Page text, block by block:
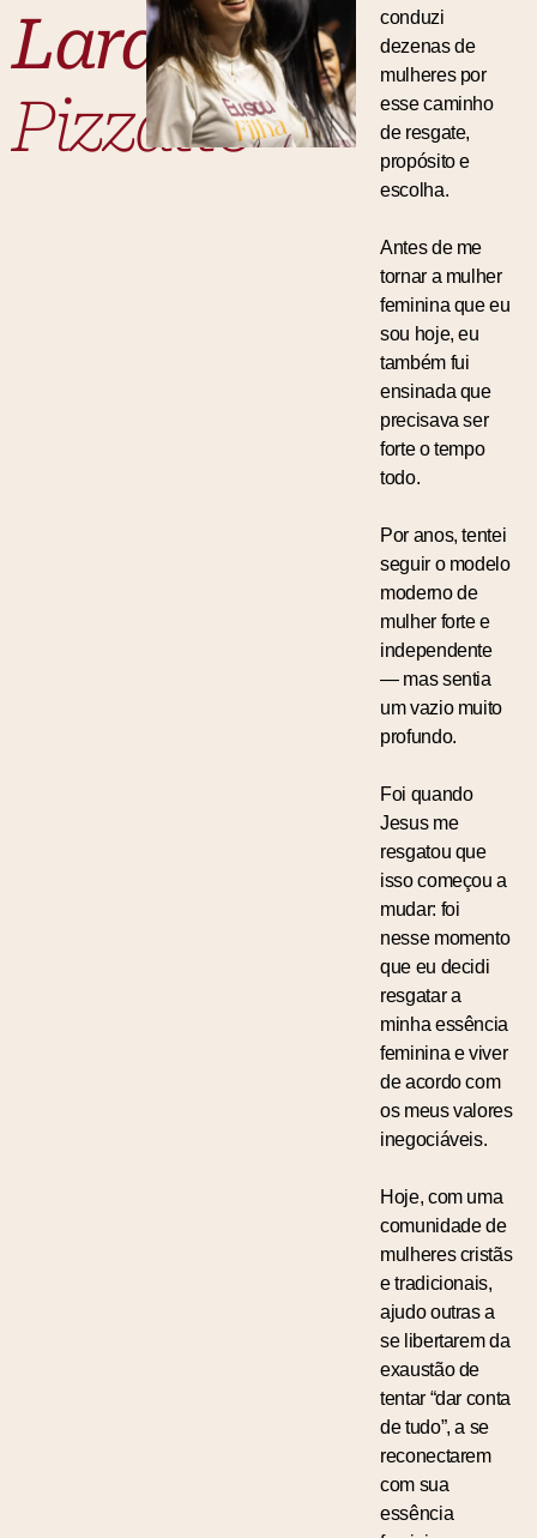
Lara
Pizzatto
conduzi
dezenas de
mulheres por
esse caminho
de resgate,
propósito e
escolha.
Antes de me
tornar a mulher
feminina que eu
sou hoje, eu
também fui
ensinada que
precisava ser
forte o tempo
todo.
Por anos, tentei
seguir o modelo
moderno de
mulher forte e
independente
— mas sentia
um vazio muito
profundo.
Foi quando
Jesus me
resgatou que
isso começou a
mudar: foi
nesse momento
que eu decidi
resgatar a
minha essência
feminina e viver
de acordo com
os meus valores
inegociáveis.
Hoje, com uma
comunidade de
mulheres cristãs
e tradicionais,
ajudo outras a
se libertarem da
exaustão de
tentar “dar conta
de tudo”, a se
reconectarem
com sua
essência